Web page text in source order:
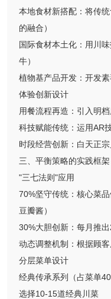
本地食材新搭配：将传
的融合）
国际食材本土化：用川
牛）
植物基产品开发：开发
体验创新设计
用餐流程再造：引入明
科技赋能传统：运用AR
时段经营创新：白天正
三、平衡策略的实践框架
"三七法则"应用
70%坚守传统：核心菜
豆瓣酱）
30%大胆创新：每月推
动态调整机制：根据顾
分层菜单设计
经典传承系列（占菜单
选择10-15道经典川菜